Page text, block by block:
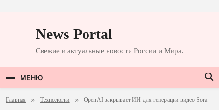
содержимомуNews Portal
Свежие и актуальные новости России и Мира.
МЕНЮ
Главная Технологии OpenAI закрывает ИИ для генерации видео Sora